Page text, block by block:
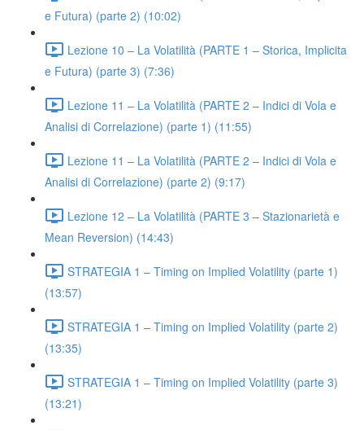
e Futura) (parte 2) (10:02)
Lezione 10 – La Volatilità (PARTE 1 – Storica, Implicita
e Futura) (parte 3) (7:36)
Lezione 11 – La Volatilità (PARTE 2 – Indici di Vola e
Analisi di Correlazione) (parte 1) (11:55)
Lezione 11 – La Volatilità (PARTE 2 – Indici di Vola e
Analisi di Correlazione) (parte 2) (9:17)
Lezione 12 – La Volatilità (PARTE 3 – Stazionarietà e
Mean Reversion) (14:43)
STRATEGIA 1 – Timing on Implied Volatility (parte 1)
(13:57)
STRATEGIA 1 – Timing on Implied Volatility (parte 2)
(13:35)
STRATEGIA 1 – Timing on Implied Volatility (parte 3)
(13:21)